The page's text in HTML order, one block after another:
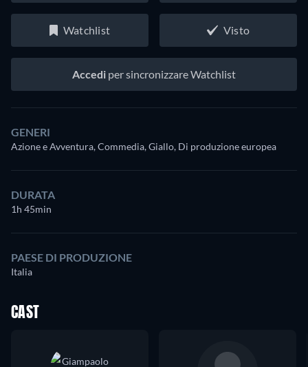
Watchlist Visto
Accedi per sincronizzare Watchlist
GENERI
Azione e Avventura, Commedia, Giallo, Di produzione europea
DURATA
1h 45min
PAESE DI PRODUZIONE
Italia
CAST